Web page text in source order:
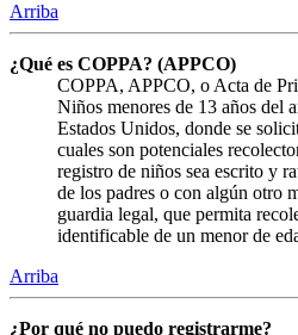
Arriba
¿Qué es COPPA? (APPCO)
COPPA, APPCO, o Acta de
Niños menores de 13 años del
Estados Unidos, donde se
cuales son potenciales
registro de niños sea escrito y
de los padres o con algún otro
guardia legal, que permita
identificable de un menor de
Arriba
¿Por qué no puedo registrarme?